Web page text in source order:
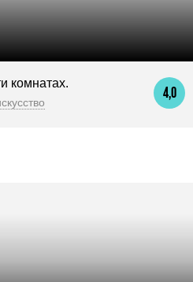
4,0
комнатах.